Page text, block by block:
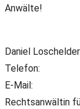
Anwälte!
Daniel Loschelder
Telefon:
E-Mail:
Rechtsanwältin